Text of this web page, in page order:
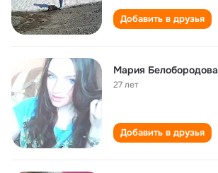
Добавить в друзья
Мария Белобородова
27 лет
Добавить в друзья